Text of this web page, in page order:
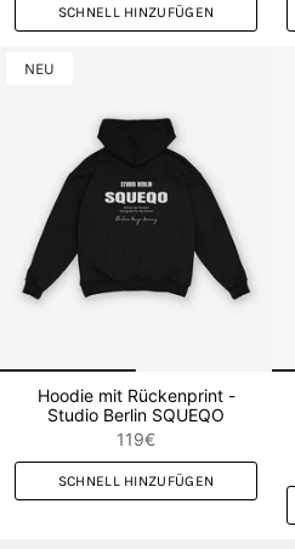
SCHNELL HINZUFÜGEN
NEU
Hoodie mit Rückenprint -
Studio Berlin SQUEQO
119€
SCHNELL HINZUFÜGEN